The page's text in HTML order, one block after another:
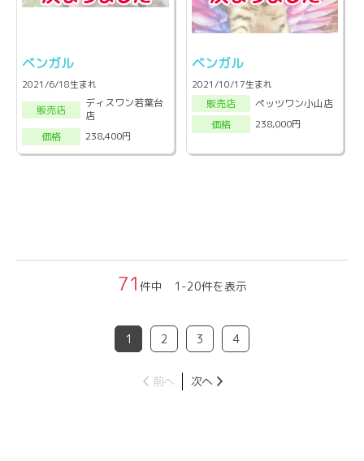
ベンガル
2021/6/18生まれ
販売店
ディスワン若葉台
店
価格
238,400円
ベンガル
2021/10/17生まれ
販売店
ペッツワン小山店
価格
238,000円
71 件中 1-20件を表示
1 2 3 4
前へ 次へ